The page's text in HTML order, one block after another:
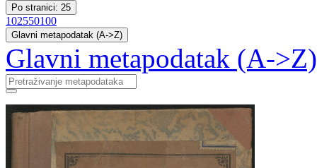
Po stranici: 25
102550100
Glavni metapodatak (A->Z)
Glavni metapodatak (A->Z)